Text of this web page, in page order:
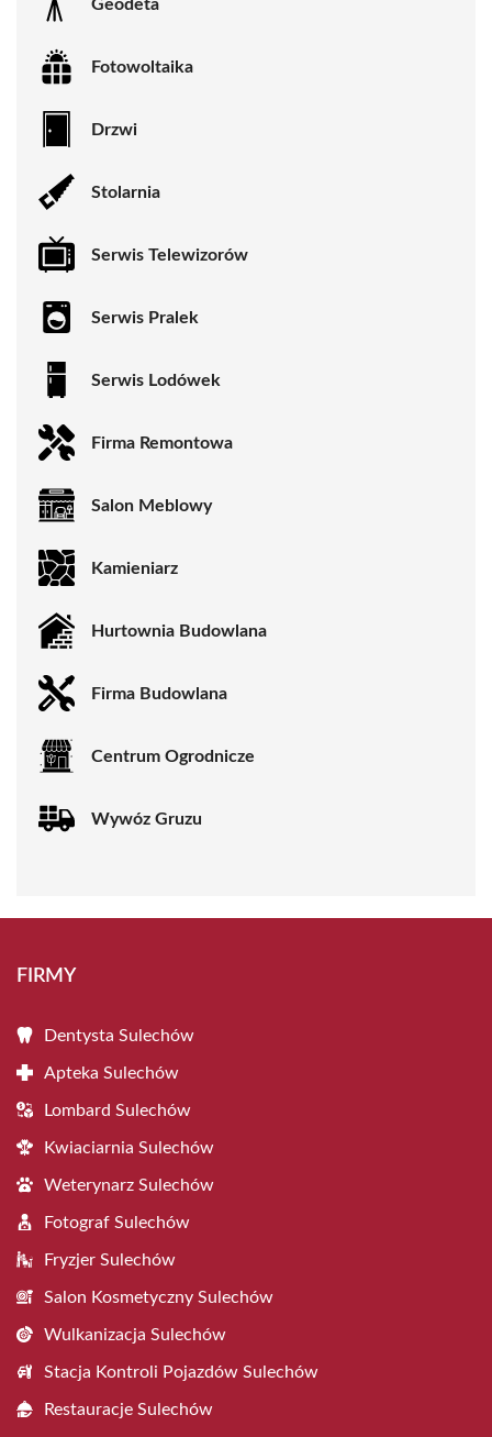
Geodeta
Fotowoltaika
Drzwi
Stolarnia
Serwis Telewizorów
Serwis Pralek
Serwis Lodówek
Firma Remontowa
Salon Meblowy
Kamieniarz
Hurtownia Budowlana
Firma Budowlana
Centrum Ogrodnicze
Wywóz Gruzu
FIRMY
Dentysta Sulechów
Apteka Sulechów
Lombard Sulechów
Kwiaciarnia Sulechów
Weterynarz Sulechów
Fotograf Sulechów
Fryzjer Sulechów
Salon Kosmetyczny Sulechów
Wulkanizacja Sulechów
Stacja Kontroli Pojazdów Sulechów
Restauracje Sulechów